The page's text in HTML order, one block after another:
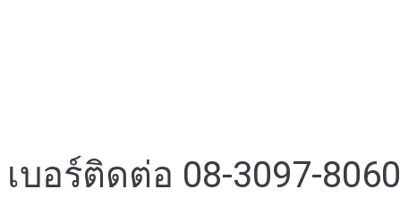
เบอร์ติดต่อ 08-3097-8060